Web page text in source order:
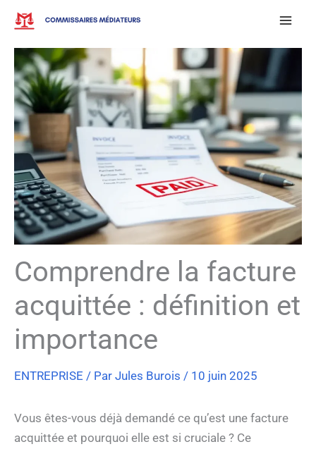
Aller
contenu
Comprendre la facture
acquittée : définition et
importance
ENTREPRISE / Par Jules Burois / 10 juin 2025
Vous êtes-vous déjà demandé ce qu’est une facture
acquittée et pourquoi elle est si cruciale ? Ce